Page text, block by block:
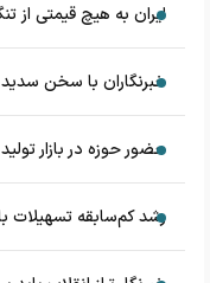
ایران به هیچ قیمتی از
خبرنگاران با سخن سدید
حضور حوزه در بازار
رشد کم‌سابقه تسهیلات